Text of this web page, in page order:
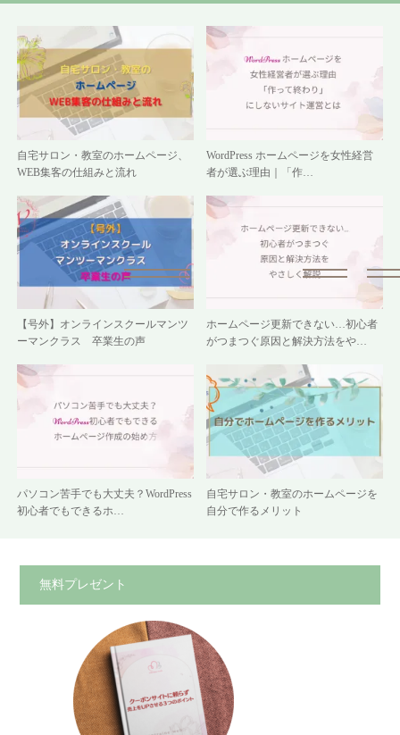
自宅サロン・教室のホームページ、
WEB集客の仕組みと流れ
WordPress ホームページを女性経営
者が選ぶ理由｜「作…
【号外】オンラインスクールマンツ
ーマンクラス 卒業生の声
ホームページ更新できない…初心者
がつまつぐ原因と解決方法をや…
パソコン苦手でも大丈夫？WordPress
初心者でもできるホ…
自宅サロン・教室のホームページを
自分で作るメリット
無料プレゼント